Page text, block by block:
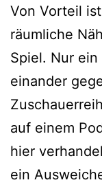
Von Vorteil
räumliche
Spiel. Nur
einander
auf einem
hier
ein